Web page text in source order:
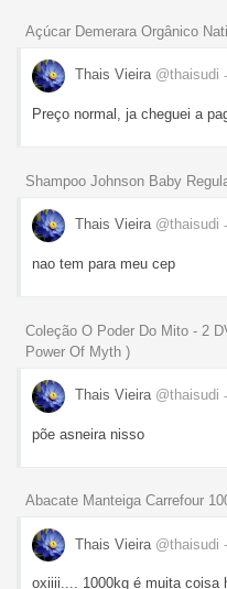
Açúcar Demerara Orgânico
Thais Vieira @thaisudi
Preço normal, ja cheguei a
Shampoo Johnson Baby
Thais Vieira @thaisudi
nao tem para meu cep
Coleção O Poder Do Mito - 2
Power Of Myth )
Thais Vieira @thaisudi
põe asneira nisso
Abacate Manteiga Carrefour
Thais Vieira @thaisudi
oxiiii.... 1000kg é muita coisa